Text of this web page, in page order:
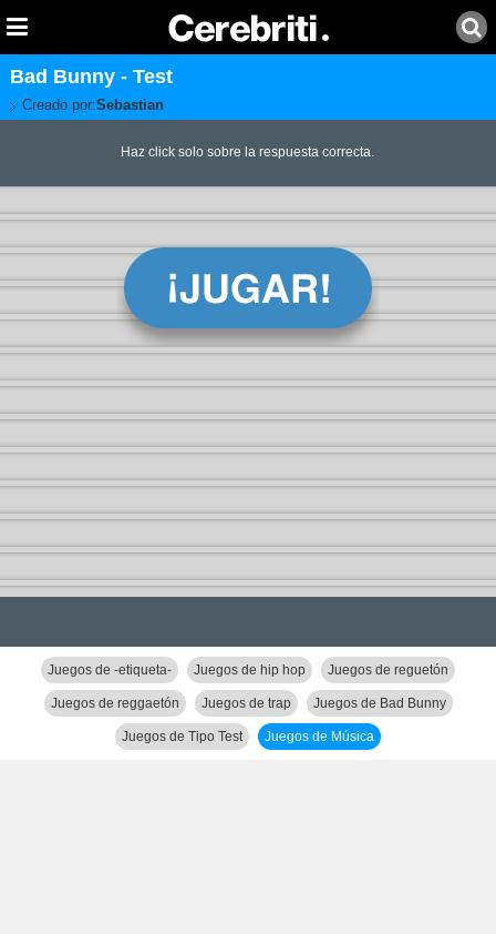
Bad Bunny - Test
Creado por:Sebastian
Haz click solo sobre la respuesta correcta.
Juegos de -etiqueta- Juegos de hip hop Juegos de reguetón
Juegos de reggaetón Juegos de trap Juegos de Bad Bunny
Juegos de Tipo Test Juegos de Música